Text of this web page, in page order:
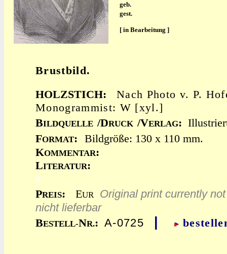
geb.
gest.
[ in Bearbeitung ]
Brustbild.
HOLZSTICH:
Nach Photo v. P.
Monogrammist: W [xyl.]
BILDQUELLE /DRUCK /VERLAG:
FORMAT:
Bildgröße: 130 x 110 mm.
KOMMENTAR:
LITERATUR:
x
PREIS: EUR
Original print currently
nicht lieferbar
BESTELL-NR.: A-0725